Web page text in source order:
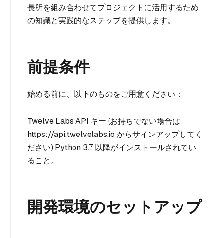
長所を組み合わせてプロジェクトに活用するため
の知識と実践的なステップを提供します。
前提条件
始める前に、以下のものをご用意ください：
Twelve Labs API キー (お持ちでない場合は
https://api.twelvelabs.io からサインアップしてく
ださい) Python 3.7 以降がインストールされてい
ること。
開発環境のセットアップ